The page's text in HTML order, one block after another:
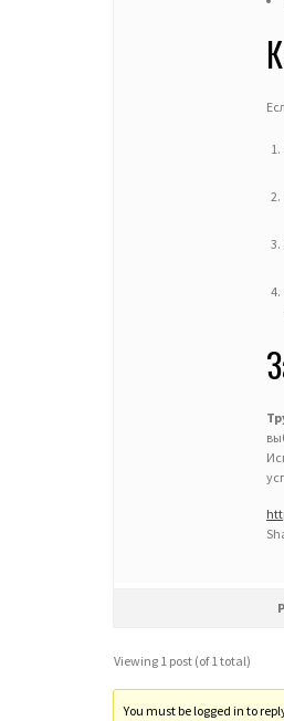
Viewing 1 post (of 1 total)
You must be logged in to